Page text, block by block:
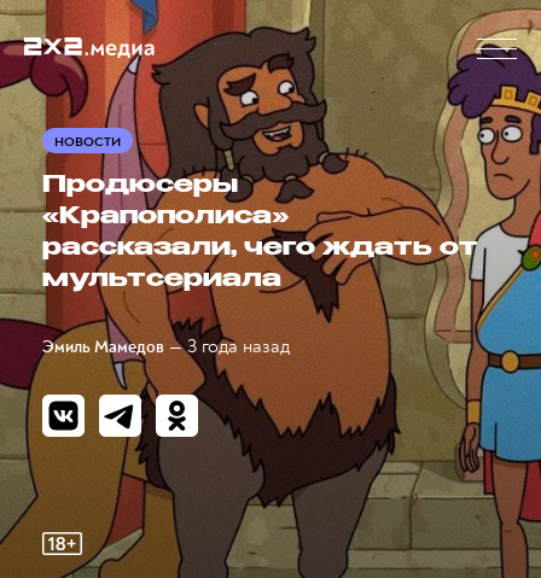
НОВОСТИ
Продюсеры
«Крапополиса»
рассказали, чего ждать от
мультсериала
Эмиль Мамедов — 3 года назад